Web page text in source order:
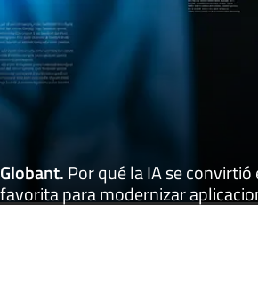
Globant.Por qué la IA se
favorita para modernizar